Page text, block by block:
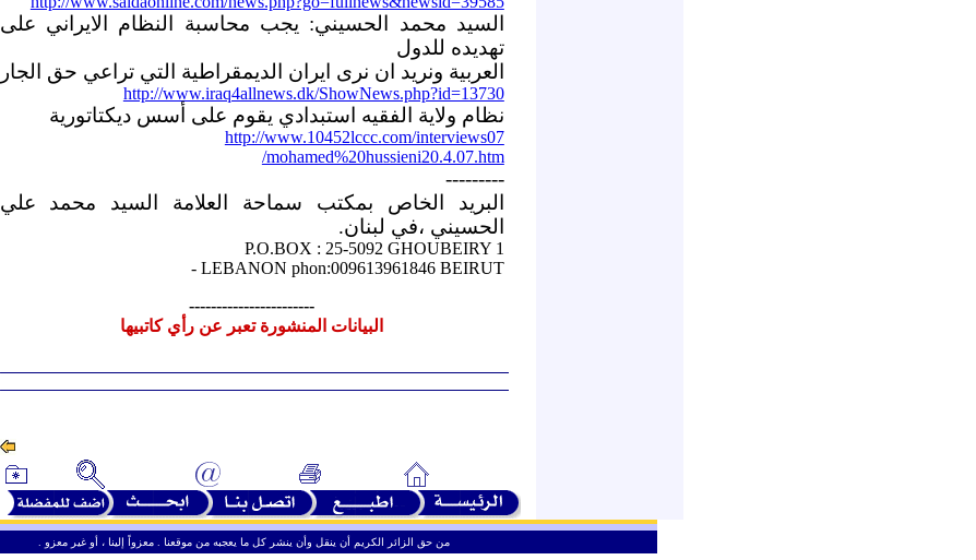
السيد محمد الحسيني: يجب محاسبة النظام الايراني على
تهديده للدول
العربية ونريد ان نرى ايران الديمقراطية التي تراعي حق الجار
http://www.iraq4allnews.dk/ShowNews.php?id=13730
نظام ولاية الفقيه استبدادي يقوم على أسس ديكتاتورية
http://www.10452lccc.com/interviews07
/mohamed%20hussieni20.4.07.htm
---------
البريد الخاص بمكتب سماحة العلامة السيد محمد علي
الحسيني ،في لبنان.
P.O.BOX : 25-5092 GHOUBEIRY 1
BEIRUT
- LEBANON phon:009613961846
-----------------------
البيانات المنشورة تعبر عن رأي كاتبيها
ـ
ـ
من حق الزائر الكريم أن ينقل وأن ينشر كل ما يعجبه من موقعنا . معزواً إلينا ، أو غير معزو .